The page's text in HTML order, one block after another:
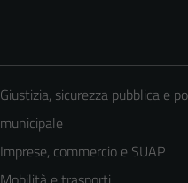
Giustizia, sicurezza pubblica e
municipale
Imprese, commercio e SUAP